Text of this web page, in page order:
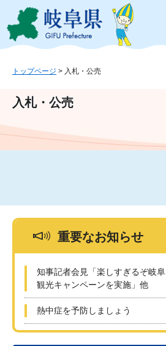
ジ
ュ
文
このページの本文
トップページ > 入札・公売
入札・公売
重要なお知らせ
知事記者会見「楽しすぎるぞ岐
観光キャンペーンを実施」他
熱中症を予防しましょう